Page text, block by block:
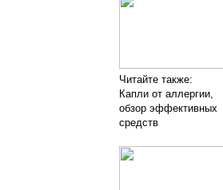
Читайте также:
Капли от аллергии,
обзор эффективных
средств